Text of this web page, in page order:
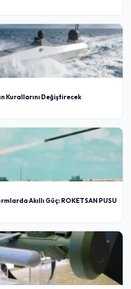
Kurallarını Değiştirecek
Akıllı Güç: ROKETSAN PUSU